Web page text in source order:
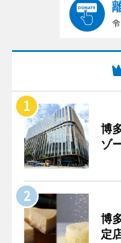
博
ゾ
博
定